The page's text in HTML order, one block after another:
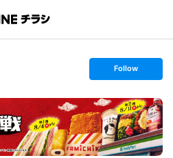
s
t
o
l
l
o
w
Follow